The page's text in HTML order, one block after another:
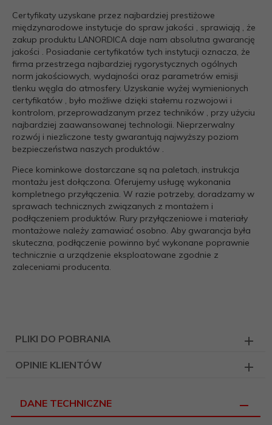
Certyfikaty uzyskane przez najbardziej prestiżowe
międzynarodowe instytucje do spraw jakości , sprawiają , że
zakup produktu LANORDICA daje nam absolutna gwarancję
jakości . Posiadanie certyfikatów tych instytucji oznacza, że
firma przestrzega najbardziej rygorystycznych ogólnych
norm jakościowych, wydajności oraz parametrów emisji
tlenku węgla do atmosfery. Uzyskanie wyżej wymienionych
certyfikatów , było możliwe dzięki stałemu rozwojowi i
kontrolom, przeprowadzanym przez techników , przy użyciu
najbardziej zaawansowanej technologii. Nieprzerwalny
rozwój i niezliczone testy gwarantują najwyższy poziom
bezpieczeństwa naszych produktów .
Piece kominkowe dostarczane są na paletach, instrukcja
montażu jest dołączona. Oferujemy usługę wykonania
kompletnego przyłączenia. W razie potrzeby, doradzamy w
sprawach technicznych związanych z montażem i
podłączeniem produktów. Rury przyłączeniowe i materiały
montażowe należy zamawiać osobno. Aby gwarancja była
skuteczna, podłączenie powinno być wykonane poprawnie
technicznie a urządzenie eksploatowane zgodnie z
zaleceniami producenta.
PLIKI DO POBRANIA
OPINIE KLIENTÓW
DANE TECHNICZNE